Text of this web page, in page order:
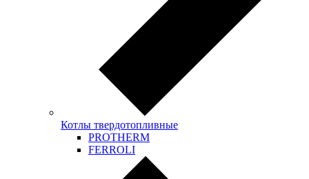
Котлы твердотопливные
PROTHERM
FERROLI